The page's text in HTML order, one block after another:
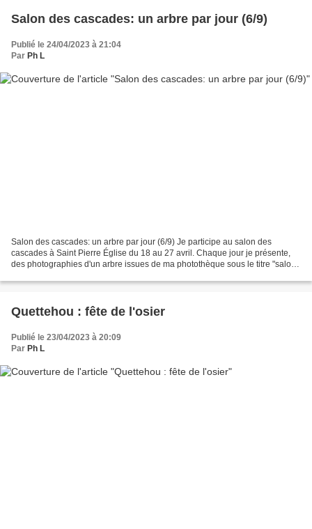
Salon des cascades: un arbre par jour (6/9)
Publié le 24/04/2023 à 21:04
Par Ph L
Salon des cascades: un arbre par jour (6/9) Je participe au salon des
cascades à Saint Pierre Église du 18 au 27 avril. Chaque jour je présente,
des photographies d'un arbre issues de ma photothèque sous le titre "salon
Quettehou : fête de l'osier
Publié le 23/04/2023 à 20:09
Par Ph L